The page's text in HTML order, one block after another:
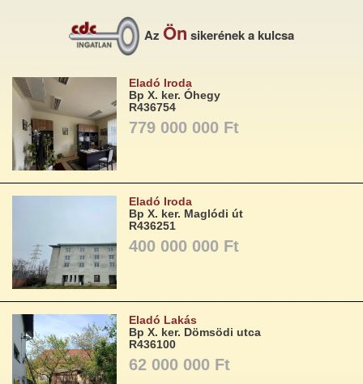
Az Ön sikerének a kulcsa
Eladó Iroda
Bp X. ker. Óhegy
R436754
779 000 000 Ft
Eladó Iroda
Bp X. ker. Maglódi út
R436251
400 000 000 Ft
Eladó Lakás
Bp X. ker. Dömsödi utca
R436100
62 000 000 Ft